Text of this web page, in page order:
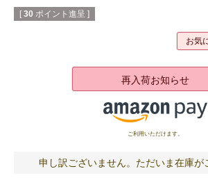
[ 30 ポイント進呈 ]
お気
再入荷お知らせ
ご利用いただけます。
申し訳ございません。ただいま在庫が